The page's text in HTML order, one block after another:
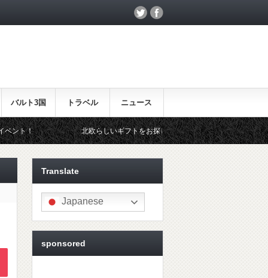
バルト3国 トラベル ニュース
北欧らしいギフトをお探しの方はこちら♪
Translate
Japanese
sponsored